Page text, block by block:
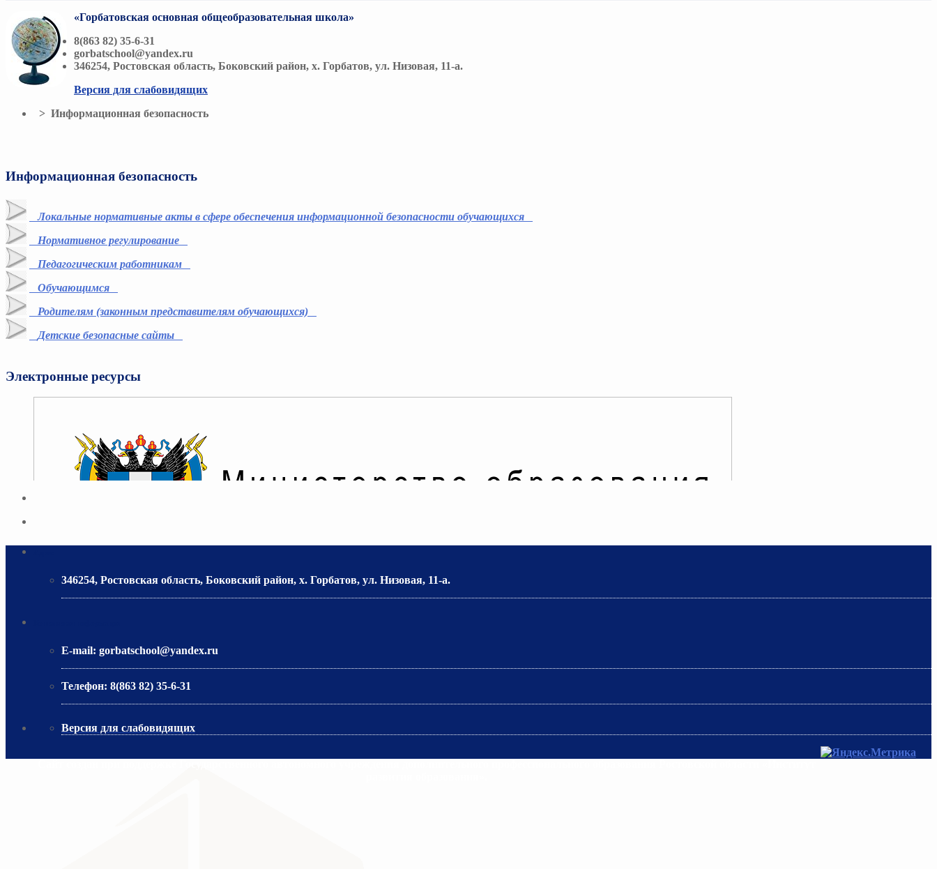
«Горбатовская основная общеобразовательная школа»
8(863 82) 35-6-31
gorbatschool@yandex.ru
346254, Ростовская область, Боковский район, х. Горбатов, ул. Низовая, 11-а.
Версия для слабовидящих
> Информационная безопасность
Информационная безопасность
Локальные нормативные акты в сфере обеспечения информационной безопасности обучающихся
Нормативное регулирование
Педагогическим работникам
Обучающимся
Родителям (законным представителям обучающихся)
Детские безопасные сайты
Электронные ресурсы
346254, Ростовская область, Боковский район, х. Горбатов, ул. Низовая, 11-а.
E-mail: gorbatschool@yandex.ru
Телефон: 8(863 82) 35-6-31
Версия для слабовидящих